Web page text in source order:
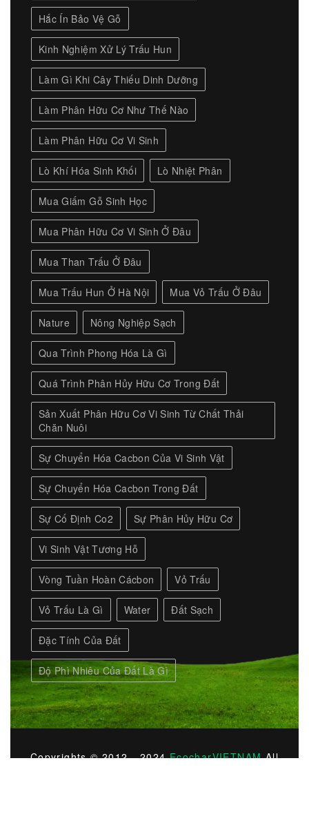
Hắc Ín Bảo Vệ Gỗ
Kinh Nghiệm Xử Lý Trấu Hun
Làm Gì Khi Cây Thiếu Dinh Dưỡng
Làm Phân Hữu Cơ Như Thế Nào
Làm Phân Hữu Cơ Vi Sinh
Lò Khí Hóa Sinh Khối Lò Nhiệt Phân
Mua Giấm Gỗ Sinh Học
Mua Phân Hữu Cơ Vi Sinh Ở Đâu
Mua Than Trấu Ở Đâu
Mua Trấu Hun Ở Hà Nội Mua Vỏ Trấu Ở Đâu
Nature Nông Nghiệp Sạch
Qua Trình Phong Hóa Là Gì
Quá Trình Phân Hủy Hữu Cơ Trong Đất
Sản Xuất Phân Hữu Cơ Vi Sinh Từ Chất Thải
Chăn Nuôi
Sự Chuyển Hóa Cacbon Của Vi Sinh Vật
Sự Chuyển Hóa Cacbon Trong Đất
Sự Cố Định Co2 Sự Phân Hủy Hữu Cơ
Vi Sinh Vật Tương Hỗ
Vòng Tuần Hoàn Cácbon Vỏ Trấu
Vỏ Trấu Là Gì Water Đất Sạch
Đặc Tính Của Đất
Độ Phì Nhiêu Của Đất Là Gì
Copyrights © 2012 - 2024EcocharVIETNAMAll